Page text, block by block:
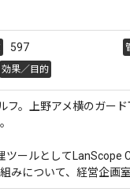
597
効果／目的
。上野アメ横のガー
ールとして
みについて、経営企画